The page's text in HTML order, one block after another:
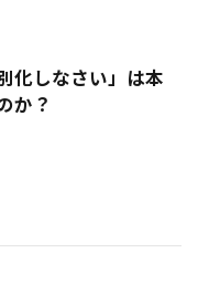
別化しなさい」は本
か？